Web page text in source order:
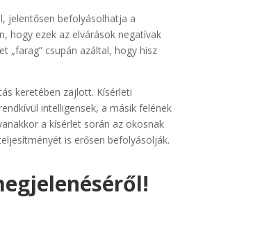
jelentősen befolyásolhatja a
hogy ezek az elvárások negatívak
„farag” csupán azáltal, hogy hisz
keretében zajlott. Kísérleti
intelligensek, a másik felének
a kísérlet során az okosnak
is erősen befolyásolják.